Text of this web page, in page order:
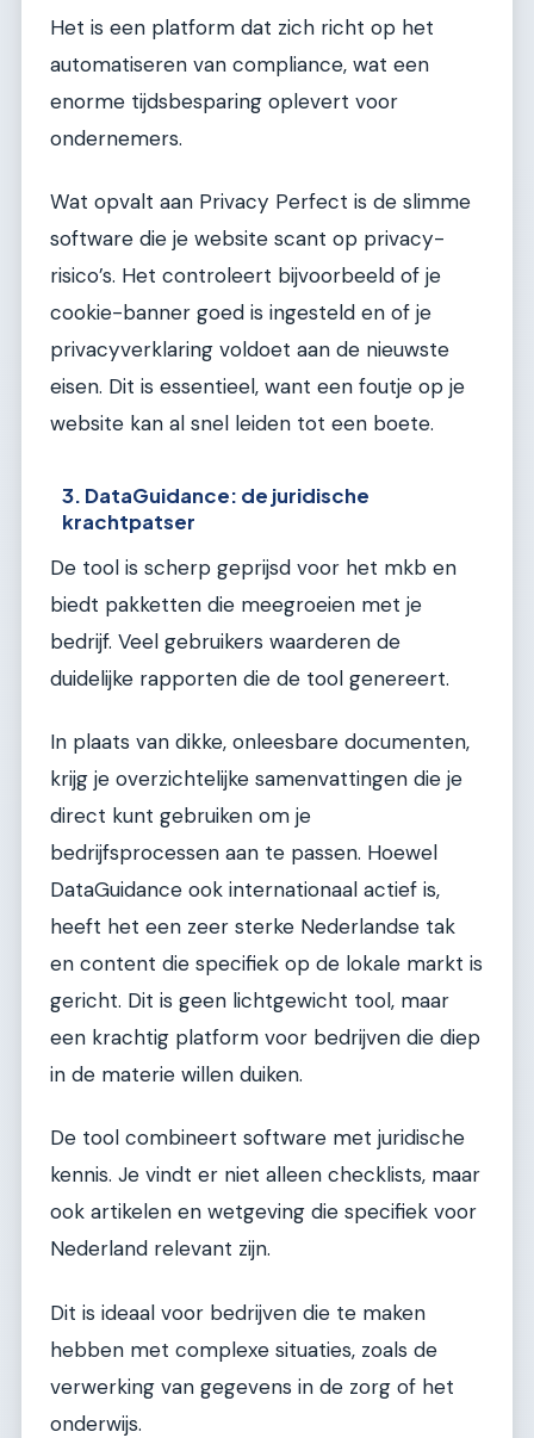
Het is een platform dat zich richt op het
automatiseren van compliance, wat een
enorme tijdsbesparing oplevert voor
ondernemers.
Wat opvalt aan Privacy Perfect is de slimme
software die je website scant op privacy-
risico’s. Het controleert bijvoorbeeld of je
cookie-banner goed is ingesteld en of je
privacyverklaring voldoet aan de nieuwste
eisen. Dit is essentieel, want een foutje op je
website kan al snel leiden tot een boete.
3. DataGuidance: de juridische
krachtpatser
De tool is scherp geprijsd voor het mkb en
biedt pakketten die meegroeien met je
bedrijf. Veel gebruikers waarderen de
duidelijke rapporten die de tool genereert.
In plaats van dikke, onleesbare documenten,
krijg je overzichtelijke samenvattingen die je
direct kunt gebruiken om je
bedrijfsprocessen aan te passen. Hoewel
DataGuidance ook internationaal actief is,
heeft het een zeer sterke Nederlandse tak
en content die specifiek op de lokale markt is
gericht. Dit is geen lichtgewicht tool, maar
een krachtig platform voor bedrijven die diep
in de materie willen duiken.
De tool combineert software met juridische
kennis. Je vindt er niet alleen checklists, maar
ook artikelen en wetgeving die specifiek voor
Nederland relevant zijn.
Dit is ideaal voor bedrijven die te maken
hebben met complexe situaties, zoals de
verwerking van gegevens in de zorg of het
onderwijs.